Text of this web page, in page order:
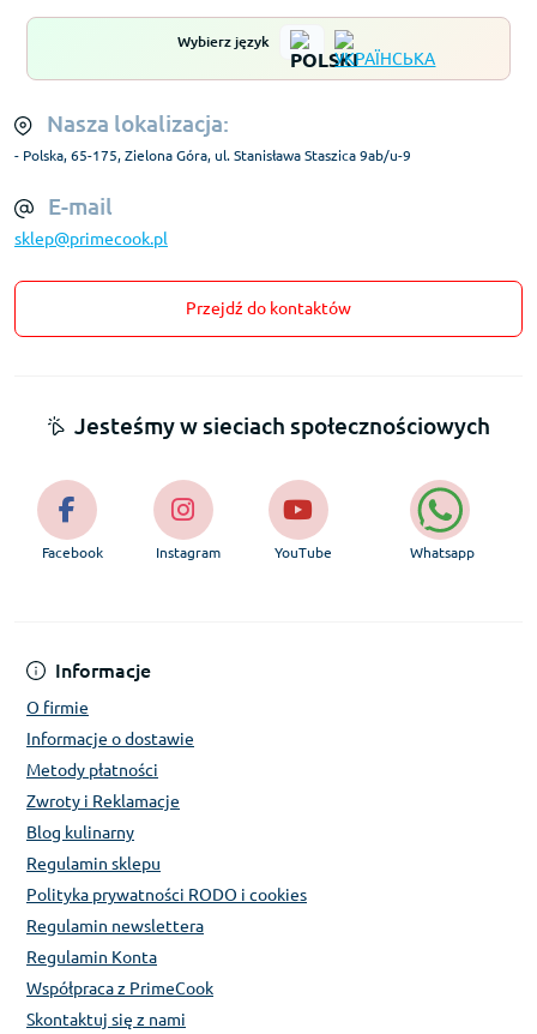
Wybierz język
Nasza lokalizacja:
- Polska, 65-175, Zielona Góra, ul. Stanisława Staszica 9ab/u-9
E-mail
sklep@primecook.pl
Przejdź do kontaktów
Informacje
O firmie
Informacje o dostawie
Metody płatności
Zwroty i Reklamacje
Blog kulinarny
Regulamin sklepu
Polityka prywatności RODO i cookies
Regulamin newslettera
Regulamin Konta
Współpraca z PrimeCook
Skontaktuj się z nami
Jesteśmy w sieciach społecznościowych
Facebook Instagram YouTube Whatsapp